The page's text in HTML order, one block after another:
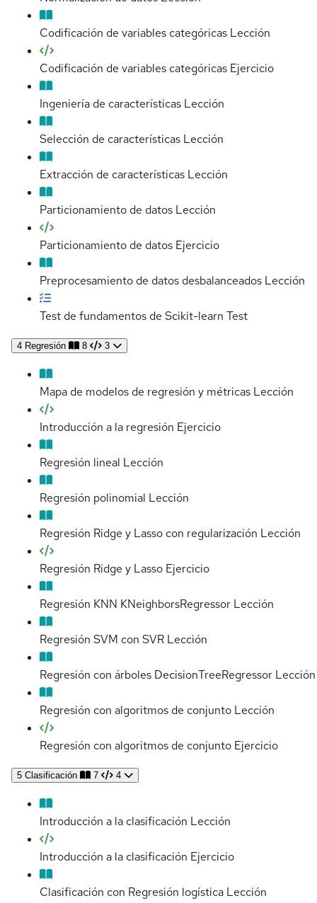
Codificación de variables categóricas Lección
Codificación de variables categóricas Ejercicio
Ingeniería de características Lección
Selección de características Lección
Extracción de características Lección
Particionamiento de datos Lección
Particionamiento de datos Ejercicio
Preprocesamiento de datos desbalanceados Lección
Test de fundamentos de Scikit-learn Test
4 Regresión 8 3
Mapa de modelos de regresión y métricas Lección
Introducción a la regresión Ejercicio
Regresión lineal Lección
Regresión polinomial Lección
Regresión Ridge y Lasso con regularización Lección
Regresión Ridge y Lasso Ejercicio
Regresión KNN KNeighborsRegressor Lección
Regresión SVM con SVR Lección
Regresión con árboles DecisionTreeRegressor Lección
Regresión con algoritmos de conjunto Lección
Regresión con algoritmos de conjunto Ejercicio
5 Clasificación 7 4
Introducción a la clasificación Lección
Introducción a la clasificación Ejercicio
Clasificación con Regresión logística Lección